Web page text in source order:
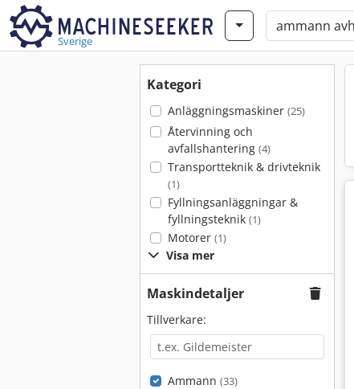
Sverige
Kategori
Anläggningsmaskiner (25)
Återvinning och
avfallshantering (4)
Transportteknik & drivteknik
(1)
Fyllningsanläggningar &
fyllningsteknik (1)
Motorer (1)
Visa mer
Maskindetaljer
Tillverkare:
Ammann (33)